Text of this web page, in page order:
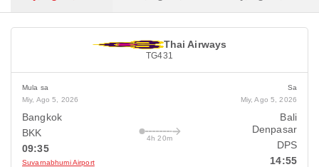
Thai Airways
TG431
Mula sa
Miy, Ago 5, 2026
Bangkok
BKK
09:35
Suvarnabhumi Airport
4h 20m
Sa
Miy, Ago 5, 2026
Bali
Denpasar
DPS
14:55